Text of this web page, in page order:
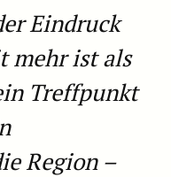
Eindruck
mehr ist als
Treffpunkt
Region –